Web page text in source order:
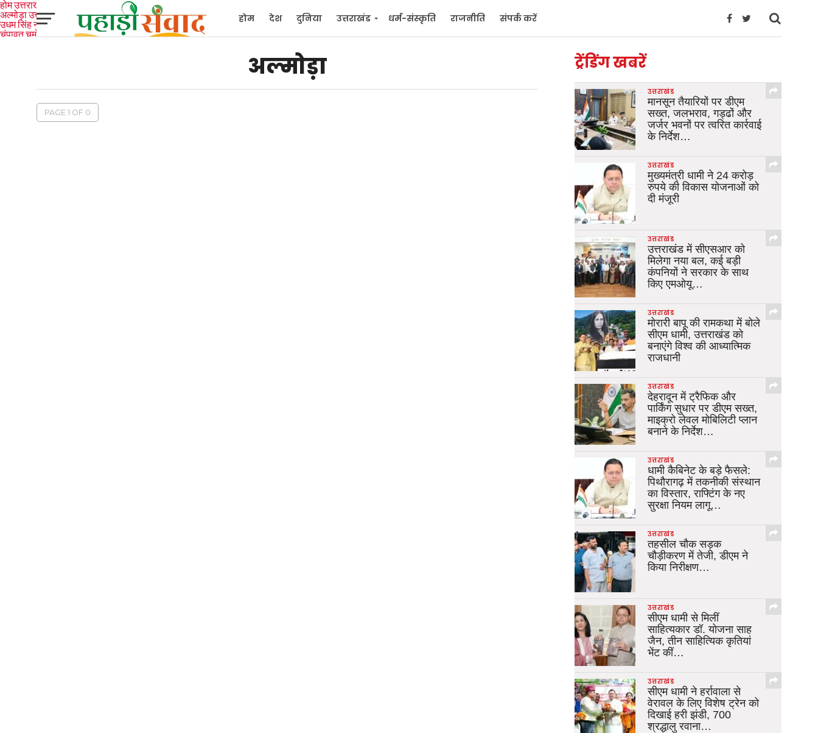
होम देश दुनिया उत्तराखंड धर्म-संस्कृति राजनीति संपर्क करें
होमउत्तराखंड
अल्मोड़ाउत्तरकाशी
उधम सिंह नगर
चंपावतचमोलीटिहरी
अल्मोड़ा
PAGE 1 OF 0
ट्रेंडिंग खबरें
उत्तराखंड
मानसून तैयारियों पर डीएम
सख्त, जलभराव, गड्ढों और
जर्जर भवनों पर त्वरित कार्रवाई
के निर्देश…
उत्तराखंड
मुख्यमंत्री धामी ने 24 करोड़
रुपये की विकास योजनाओं को
दी मंजूरी
उत्तराखंड
उत्तराखंड में सीएसआर को
मिलेगा नया बल, कई बड़ी
कंपनियों ने सरकार के साथ
किए एमओयू…
उत्तराखंड
मोरारी बापू की रामकथा में बोले
सीएम धामी, उत्तराखंड को
बनाएंगे विश्व की आध्यात्मिक
राजधानी
उत्तराखंड
देहरादून में ट्रैफिक और
पार्किंग सुधार पर डीएम सख्त,
माइक्रो लेवल मोबिलिटी प्लान
बनाने के निर्देश…
उत्तराखंड
धामी कैबिनेट के बड़े फैसले:
पिथौरागढ़ में तकनीकी संस्थान
का विस्तार, राफ्टिंग के नए
सुरक्षा नियम लागू…
उत्तराखंड
तहसील चौक सड़क
चौड़ीकरण में तेजी, डीएम ने
किया निरीक्षण…
उत्तराखंड
सीएम धामी से मिलीं
साहित्यकार डॉ. योजना साह
जैन, तीन साहित्यिक कृतियां
भेंट कीं…
उत्तराखंड
सीएम धामी ने हर्रावाला से
वेरावल के लिए विशेष ट्रेन को
दिखाई हरी झंडी, 700
श्रद्धालु रवाना…